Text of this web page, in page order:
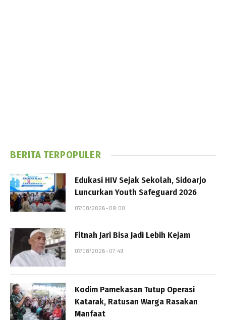
BERITA TERPOPULER
Edukasi HIV Sejak Sekolah, Sidoarjo
Luncurkan Youth Safeguard 2026
07/08/2026 - 09:00
Fitnah Jari Bisa Jadi Lebih Kejam
07/08/2026 - 07:49
Kodim Pamekasan Tutup Operasi
Katarak, Ratusan Warga Rasakan
Manfaat